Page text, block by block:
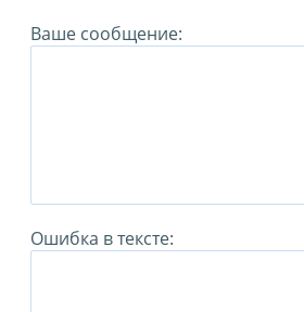
Ваше сообщение:
Ошибка в тексте: